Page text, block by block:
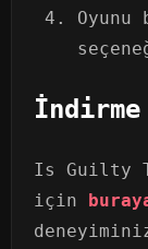
Is Guilty
için